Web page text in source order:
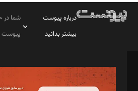
درباره پیوست
بیشتر بدانید
شما در
مدیر مسئول: محمدباقر اثنی‌عشری
سردبیر: مهرک محمودی